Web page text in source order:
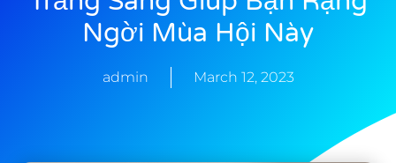
Ngời Mùa Hội Này
admin March 12, 2023